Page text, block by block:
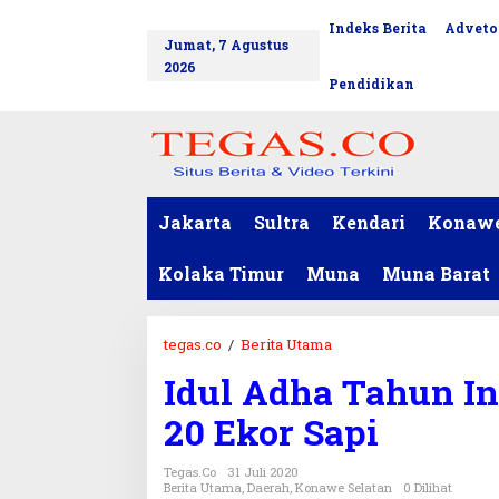
Jumat, 7 Agustus
2026
Indeks Berita
Pendidikan
Jakarta Sultra Kendari
Kolaka Timur Muna Muna Barat
tegas.co / Berita Utama
A
Idul Adha Tahun
20 Ekor Sapi
Tegas.co
31 Juli 2020
Berita Utama, Daerah, Konawe Selatan 0 Dilihat